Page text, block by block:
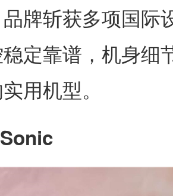
牌斩获多项国际
定靠谱，机身细
用机型。